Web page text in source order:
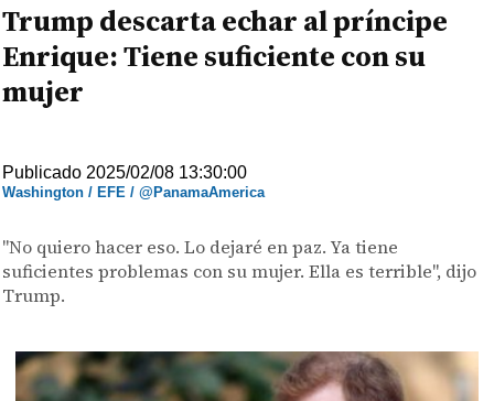
Trump descarta echar al príncipe
Enrique: Tiene suficiente con su
mujer
Publicado 2025/02/08 13:30:00
Washington / EFE / @PanamaAmerica
"No quiero hacer eso. Lo dejaré en paz. Ya tiene
suficientes problemas con su mujer. Ella es terrible", dijo
Trump.